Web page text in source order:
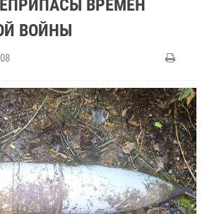
ВРЕМЕН
ВОЙНЫ